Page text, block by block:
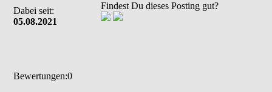
Dabei seit:
05.08.2021
Bewertungen:0
Findest Du dieses Posting gut?